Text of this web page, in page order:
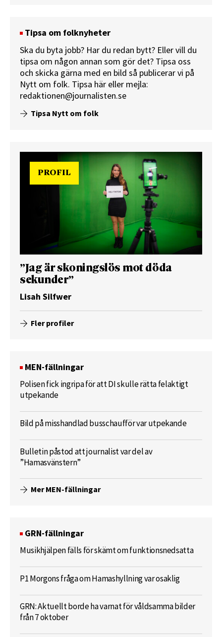
Tipsa om folknyheter
Ska du byta jobb? Har du redan bytt? Eller vill du
tipsa om någon annan som gör det? Tipsa oss
och skicka gärna med en bild så publicerar vi på
Nytt om folk. Tipsa här eller mejla:
redaktionen@journalisten.se
Tipsa Nytt om folk
PROFIL
”Jag är skoningslös mot döda
sekunder”
Lisah Silfwer
Fler profiler
MEN-fällningar
Polisen fick ingripa för att DI skulle rätta felaktigt
utpekande
Bild på misshandlad busschaufför var utpekande
Bulletin påstod att journalist var del av
”Hamasvänstern”
Mer MEN-fällningar
GRN-fällningar
Musikhjälpen fälls för skämt om funktionsnedsatta
P1 Morgons fråga om Hamashyllning var osaklig
GRN: Aktuellt borde ha varnat för våldsamma bilder
från 7 oktober